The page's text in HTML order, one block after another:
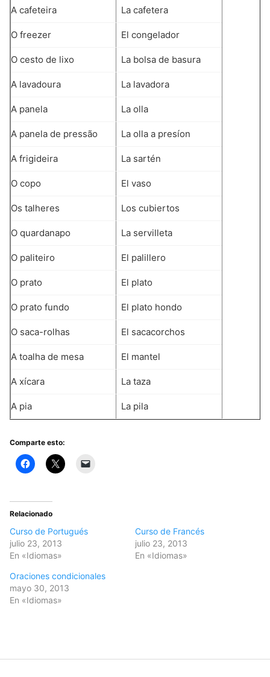
A cafeteira La cafetera
O freezer El congelador
O cesto de lixo La bolsa de basura
A lavadoura La lavadora
A panela La olla
A panela de pressão La olla a presíon
A frigideira La sartén
O copo El vaso
Os talheres Los cubiertos
O quardanapo La servilleta
O paliteiro El palillero
O prato El plato
O prato fundo El plato hondo
O saca-rolhas El sacacorchos
A toalha de mesa El mantel
A xícara La taza
A pia La pila
Comparte esto:
Relacionado
Curso de Portugués
julio 23, 2013
En «Idiomas»
Curso de Francés
julio 23, 2013
En «Idiomas»
Oraciones condicionales
mayo 30, 2013
En «Idiomas»